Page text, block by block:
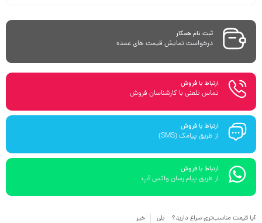
ثبت نام همکار
درخواست نمایش قیمت های عمده
ارتباط با فروش
تماس تلفنی با کارشناسان فروش
ارتباط با فروش
از طریق پیامک (SMS)
ارتباط با فروش
از طریق پیام رسان واتس آپ
آیا قیمت مناسب‌تری سراغ دارید؟ بلی خیر